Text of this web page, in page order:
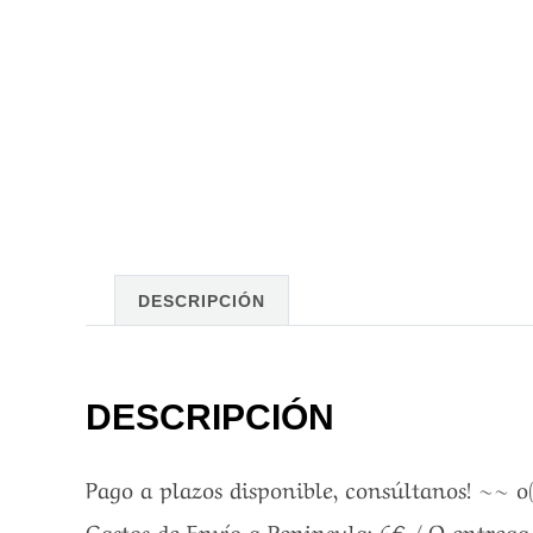
DESCRIPCIÓN
DESCRIPCIÓN
Pago a plazos disponible, consúltanos! ~~